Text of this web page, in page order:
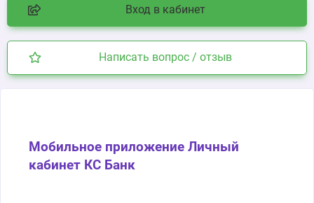
Вход в кабинет
Написать вопрос / отзыв
Мобильное приложение Личный
кабинет КС Банк